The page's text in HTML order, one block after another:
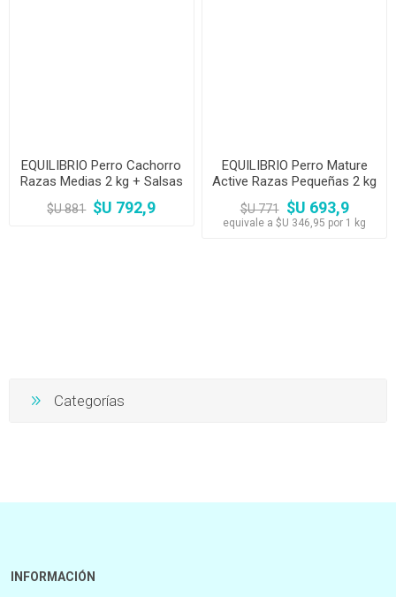
EQUILIBRIO Perro Cachorro
Razas Medias 2 kg + Salsas
$U 881 $U 792,9
EQUILIBRIO Perro Mature
Active Razas Pequeñas 2 kg
+ Salsas
$U 771 $U 693,9
equivale a $U 346,95 por 1 kg
Categorías
INFORMACIÓN